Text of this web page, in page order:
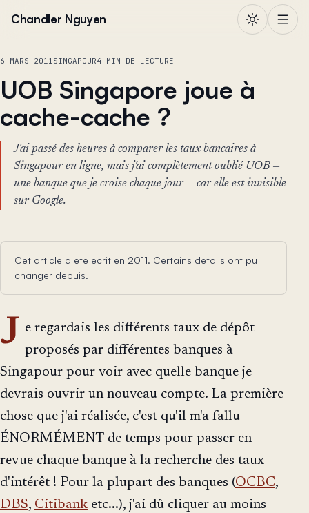
Chandler Nguyen
6 MARS 2011SINGAPOUR4 MIN DE LECTURE
UOB Singapore joue à
cache-cache ?
J'ai passé des heures à comparer les taux bancaires à
Singapour en ligne, mais j'ai complètement oublié UOB —
une banque que je croise chaque jour — car elle est invisible
sur Google.
Cet article a ete ecrit en 2011. Certains details ont pu
changer depuis.
J
e regardais les différents taux de dépôt
proposés par différentes banques à
Singapour pour voir avec quelle banque je
devrais ouvrir un nouveau compte. La première
chose que j'ai réalisée, c'est qu'il m'a fallu
ÉNORMÉMENT de temps pour passer en
revue chaque banque à la recherche des taux
d'intérêt ! Pour la plupart des banques (OCBC,
DBS, Citibank etc...), j'ai dû cliquer au moins